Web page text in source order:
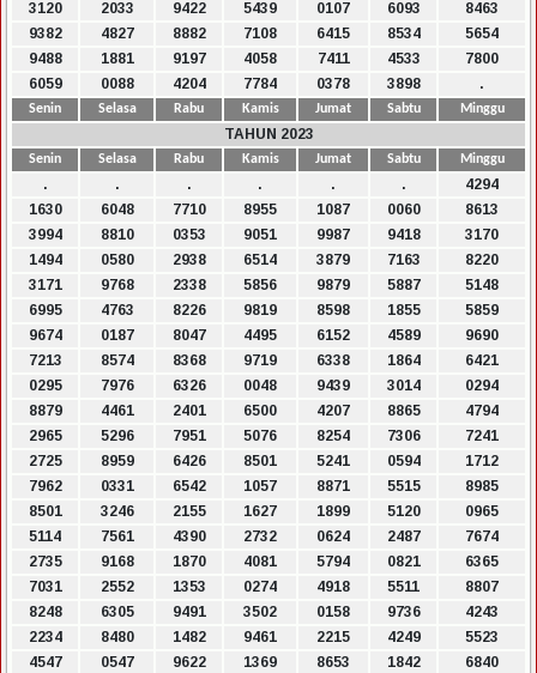
3120 2033 9422 5439 0107 6093
8463
9382
4827 8882 7108 6415 8534
5654
9488
1881 9197 4058 7411 4533
7800
6059
0088 4204 7784 0378 3898 .
Senin Selasa Rabu Kamis Jumat Sabtu Minggu
TAHUN 2023
Senin Selasa Rabu Kamis Jumat Sabtu Minggu
. . . . . .
4294
1630
6048 7710 8955 1087 0060
8613
3994
8810 0353 9051 9987 9418
3170
1494
0580 2938 6514 3879 7163
8220
3171
9768 2338 5856 9879 5887
5148
6995
4763 8226 9819 8598 1855
5859
9674
0187 8047 4495 6152 4589
9690
7213
8574 8368 9719 6338 1864
6421
0295
7976 6326 0048 9439 3014
0294
8879
4461 2401 6500 4207 8865
4794
2965
5296 7951 5076 8254 7306
7241
2725
8959 6426 8501 5241 0594
1712
7962
0331 6542 1057 8871 5515
8985
8501
3246 2155 1627 1899 5120
0965
5114
7561 4390 2732 0624 2487
7674
2735
9168 1870 4081 5794 0821
6365
7031
2552 1353 0274 4918 5511
8807
8248
6305 9491 3502 0158 9736
4243
2234
8480 1482 9461 2215 4249
5523
4547
0547 9622 1369 8653 1842
6840